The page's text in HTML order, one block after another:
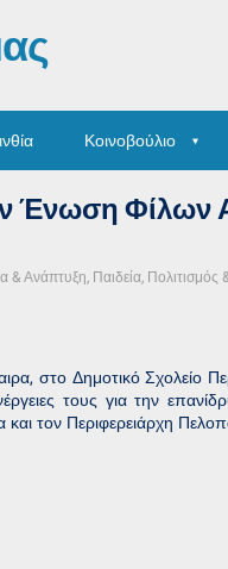
Κοινοβούλιο
Ένωση Φίλων
& Ανάπτυξη, Παιδεία, Πολιτισμός
στο Δημοτικό
τους για την
και τον Περιφερειάρχη